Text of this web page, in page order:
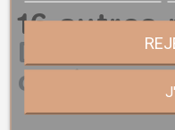
16 autres
Dans la
catégorie